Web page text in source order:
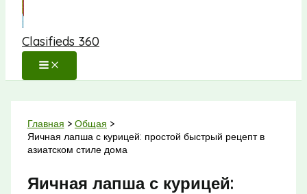
Clasifieds 360
Главная
Общая
Яичная лапша с курицей: простой быстрый рецепт в
азиатском стиле дома
Яичная лапша с курицей: